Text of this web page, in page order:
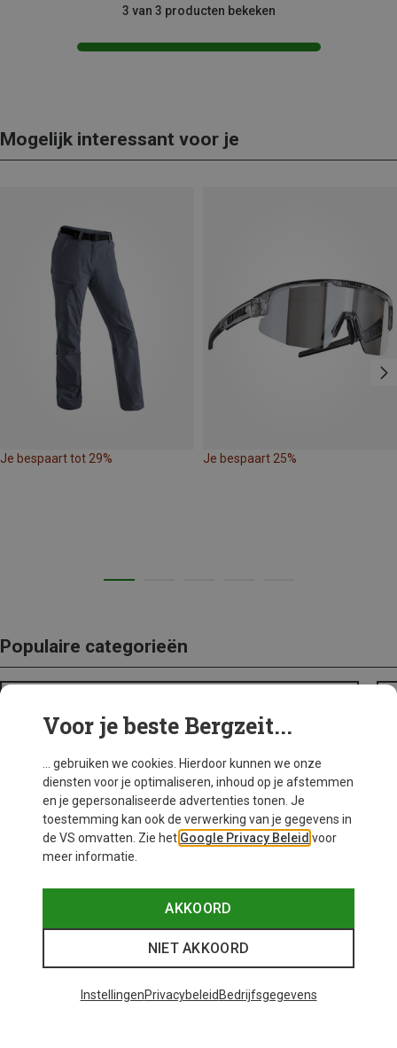
3 van 3 producten bekeken
Mogelijk interessant voor je
Je bespaart tot 29% Je bespaart 25%
Populaire categorieën
Voor je beste Bergzeit...
... gebruiken we cookies. Hierdoor kunnen we onze
diensten voor je optimaliseren, inhoud op je afstemmen
en je gepersonaliseerde advertenties tonen. Je
toestemming kan ook de verwerking van je gegevens in
de VS omvatten. Zie het Google Privacy Beleid voor
meer informatie.
AKKOORD
NIET AKKOORD
InstellingenPrivacybeleid Bedrijfsgegevens